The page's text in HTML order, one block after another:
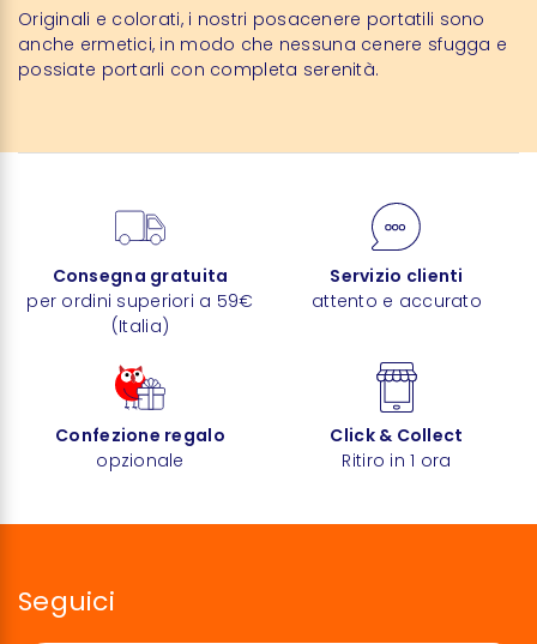
Originali e colorati, i nostri posacenere portatili sono
anche ermetici, in modo che nessuna cenere sfugga e
possiate portarli con completa serenità.
Consegna gratuita
per ordini superiori a 59€
(Italia)
Servizio clienti
attento e accurato
Confezione regalo
opzionale
Click & Collect
Ritiro in 1 ora
Seguici